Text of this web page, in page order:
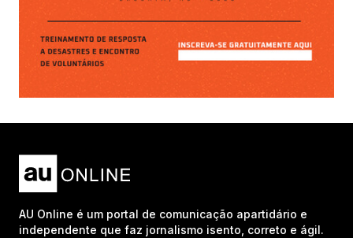
AU Online é um portal de comunicação apartidário e
independente que faz jornalismo isento, correto e ágil.